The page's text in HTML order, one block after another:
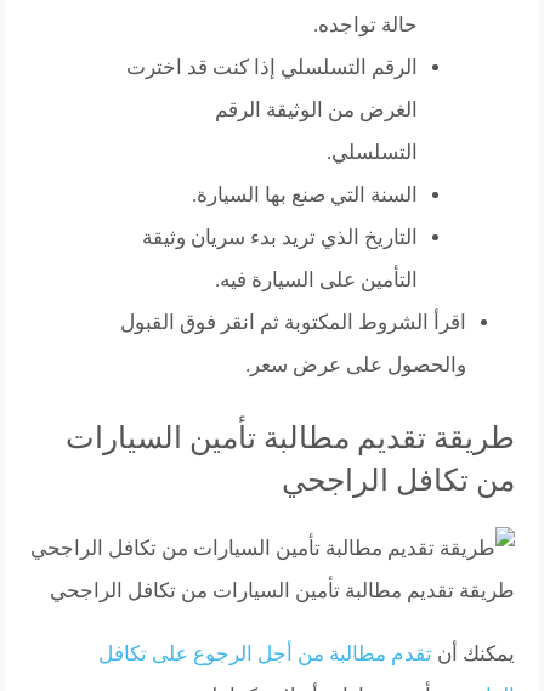
حالة تواجده.
الرقم التسلسلي إذا كنت قد اخترت
الغرض من الوثيقة الرقم
التسلسلي.
السنة التي صنع بها السيارة.
التاريخ الذي تريد بدء سريان وثيقة
التأمين على السيارة فيه.
اقرأ الشروط المكتوبة ثم انقر فوق القبول
والحصول على عرض سعر.
طريقة تقديم مطالبة تأمين السيارات
من تكافل الراجحي
طريقة تقديم مطالبة تأمين السيارات من تكافل الراجحي
يمكنك أنتقدم مطالبة من أجل الرجوع على تكافل